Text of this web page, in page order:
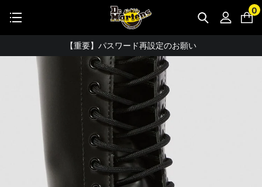
0
公式アプリで最大3,000円バック！
【重要】パスワード再設定のお願い
【重要なお知らせ】偽サイトにご注意ください。
お友達にポイントをプレゼントできる機能が新登場！
会員特典に2000円・3000円OFFが新登場！
ドクターマーチン製品のコピー品にご注意ください。
ドクターマーチン公式アプリをダウンロード！
11,000円以上で送料無料・サイズ交換無料